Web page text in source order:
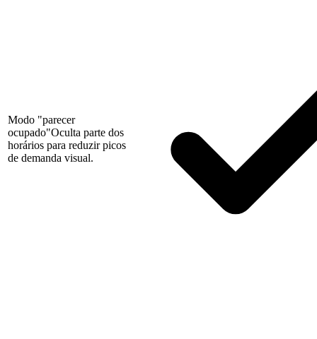
Modo "parecer
ocupado"Oculta parte dos
horários para reduzir picos
de demanda visual.